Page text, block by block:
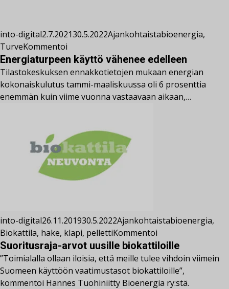
into-digital2.7.202130.5.2022Ajankohtaistabioenergia,
TurveKommentoi
Energiaturpeen käyttö vähenee edelleen
Tilastokeskuksen ennakkotietojen mukaan energian
kokonaiskulutus tammi-maaliskuussa oli 6 prosenttia
enemmän kuin viime vuonna vastaavaan aikaan,…
into-digital26.11.201930.5.2022Ajankohtaistabioenergia,
Biokattila, hake, klapi, pellettiKommentoi
Suoritusraja-arvot uusille biokattiloille
”Toimialalla ollaan iloisia, että meille tulee vihdoin viimein
Suomeen käyttöön vaatimustasot biokattiloille”,
kommentoi Hannes Tuohiniitty Bioenergia ry:stä.